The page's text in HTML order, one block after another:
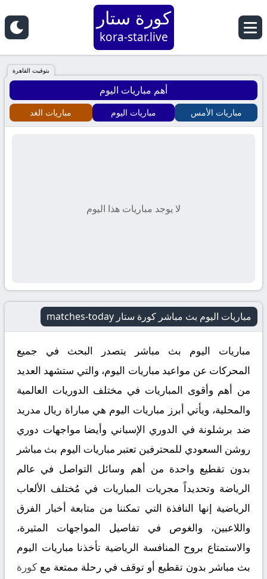
كورة ستار
kora-star.live
بتوقيت القاهرة
أهم مباريات اليوم
مباريات الأمس مباريات اليوم مباريات الغد
لا يوجد مباريات هذا اليوم
مباريات اليوم بث مباشر كورة ستار matches-today
مباريات اليوم بث مباشر يتصدر البحث في جميع
المحركات عن مواعيد مباريات اليوم، والتي ستشهد العديد
من أهم وأقوى المباريات في مختلف الدوريات العالمية
والمحلية، ويأتي أبرز مباريات اليوم هي مباراة ريال مدريد
ضد برشلونة في الدوري الإسباني وأيضا مواجهات دوري
روشن السعودي للمحترفين تعتبر مباريات اليوم بث مباشر
بدون تقطيع واحدة من أهم وسائل التواصل في عالم
الرياضة وتحديداً مجريات المباريات في مُختلف الألعاب
الرياضية إنها النافذة التي تمكننا من متابعة أخبار الفرق
واللاعبين، والغوص في تفاصيل المواجهات المثيرة،
والاستمتاع بروح المنافسة الرياضية تأخذنا مباريات اليوم
بث مباشر بدون تقطيع أو توقف في رحلة ممتعة مع كورة